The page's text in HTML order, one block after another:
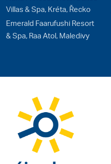
Villas & Spa, Kréta, Řecko
Emerald Faarufushi Resort
& Spa, Raa Atol, Maledivy